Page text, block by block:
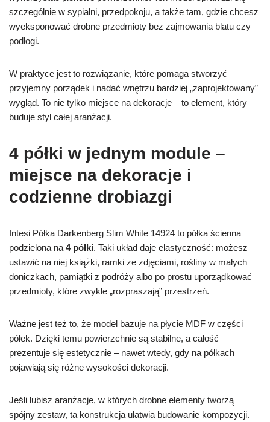
szczególnie w sypialni, przedpokoju, a także tam, gdzie chcesz
wyeksponować drobne przedmioty bez zajmowania blatu czy
podłogi.
W praktyce jest to rozwiązanie, które pomaga stworzyć
przyjemny porządek i nadać wnętrzu bardziej „zaprojektowany”
wygląd. To nie tylko miejsce na dekoracje – to element, który
buduje styl całej aranżacji.
4 półki w jednym module –
miejsce na dekoracje i
codzienne drobiazgi
Intesi Półka Darkenberg Slim White 14924 to półka ścienna
podzielona na 4 półki. Taki układ daje elastyczność: możesz
ustawić na niej książki, ramki ze zdjęciami, rośliny w małych
doniczkach, pamiątki z podróży albo po prostu uporządkować
przedmioty, które zwykle „rozpraszają” przestrzeń.
Ważne jest też to, że model bazuje na płycie MDF w części
półek. Dzięki temu powierzchnie są stabilne, a całość
prezentuje się estetycznie – nawet wtedy, gdy na półkach
pojawiają się różne wysokości dekoracji.
Jeśli lubisz aranżacje, w których drobne elementy tworzą
spójny zestaw, ta konstrukcja ułatwia budowanie kompozycji.